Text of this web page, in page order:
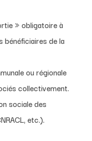
» obligatoire à
bénéficiaires de la
ou régionale
collectivement.
sociale des
etc.).